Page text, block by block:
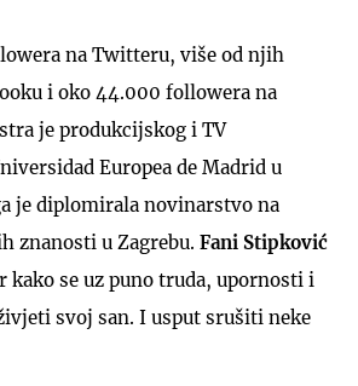
na Twitteru, više od njih
i oko 44.000 followera na
je produkcijskog i TV
Europea de Madrid u
je diplomirala novinarstvo na
znanosti u Zagrebu. Fani Stipković
se uz puno truda, upornosti i
svoj san. I usput srušiti neke